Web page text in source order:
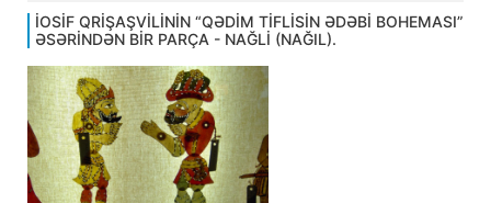
İOSİF QRİŞAŞVİLİNİN “QƏDİM TİFLİSİN ƏDƏBİ BOHEMASI”
ƏSƏRİNDƏN BİR PARÇA - NAĞLİ (NAĞIL).